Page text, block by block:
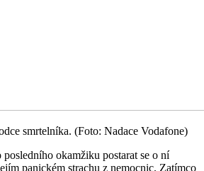
smrtelníka. (Foto: Nadace Vodafone)
okamžiku postarat se o ní
panickém strachu z nemocnic. Zatímco